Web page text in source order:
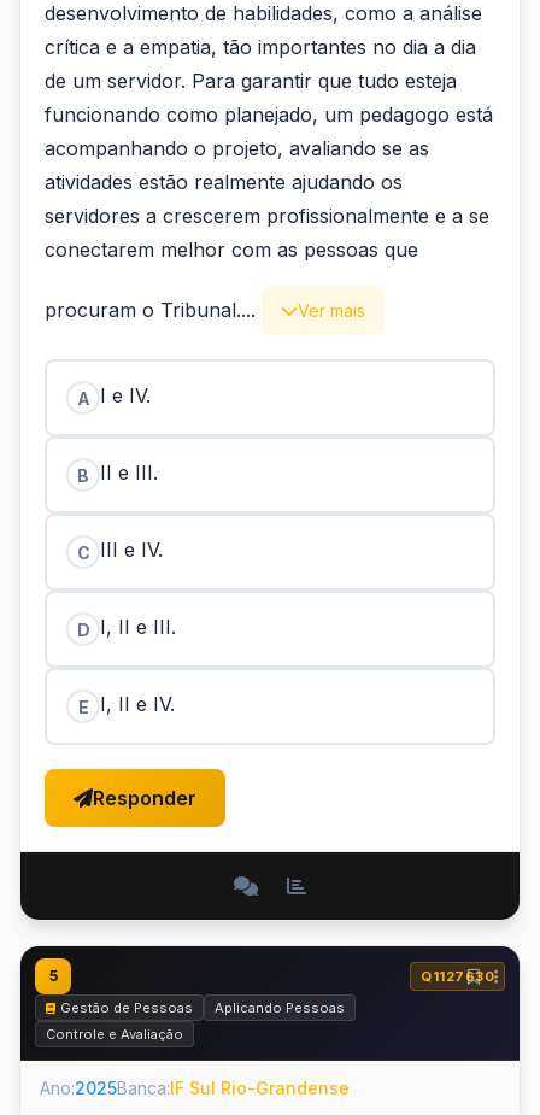
desenvolvimento de habilidades, como a análise
crítica e a empatia, tão importantes no dia a dia
de um servidor. Para garantir que tudo esteja
funcionando como planejado, um pedagogo está
acompanhando o projeto, avaliando se as
atividades estão realmente ajudando os
servidores a crescerem profissionalmente e a se
conectarem melhor com as pessoas que
procuram o Tribunal.... Ver mais
A I e IV.
B II e III.
C III e IV.
D I, II e III.
E I, II e IV.
Responder
5
Q1127630
Gestão de Pessoas
Aplicando Pessoas
Controle e Avaliação
Ano:2025Banca:IF Sul Rio-Grandense